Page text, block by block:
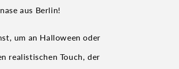
aus Berlin!
um an Halloween oder
realistischen Touch, der